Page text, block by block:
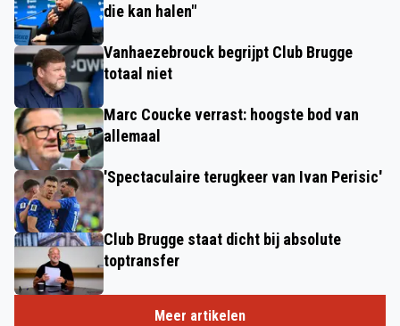
die kan halen"
Vanhaezebrouck begrijpt Club Brugge
totaal niet
Marc Coucke verrast: hoogste bod van
allemaal
'Spectaculaire terugkeer van Ivan Perisic'
Club Brugge staat dicht bij absolute
toptransfer
Meer artikelen